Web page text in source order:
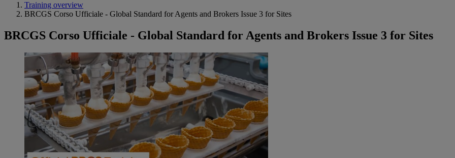
Training overview
BRCGS Corso Ufficiale - Global Standard for Agents and Brokers Issue 3 for Sites
BRCGS Corso Ufficiale - Global Standard for Agents and Brokers Issue 3 for Sites